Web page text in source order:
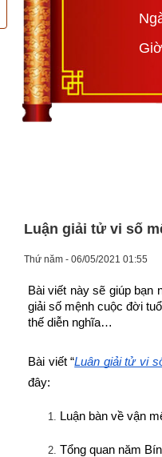
Luận giải tử vi số
Thứ năm - 06/05/2021 01:55
Bài viết này sẽ giúp bạn
giải số mệnh cuộc đời
thế diễn nghĩa…
Bài viết “Luận giải tử vi
đây:
Luận bàn về vận
Tổng quan năm